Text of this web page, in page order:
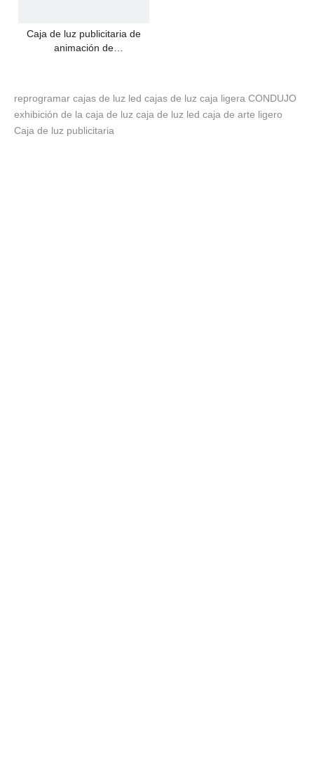
Caja de luz publicitaria de
animación de
reprogramar cajas de luz led cajas de luz caja ligera CONDUJO
exhibición de la caja de luz caja de luz led caja de arte ligero
Caja de luz publicitaria